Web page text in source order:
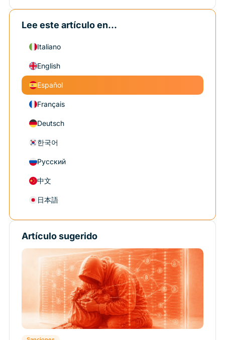
Lee este artículo en...
Italiano
English
Español
Français
Deutsch
한국어
Русский
中文
日本語
Artículo sugerido